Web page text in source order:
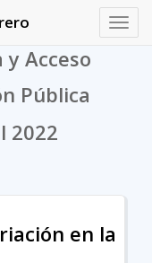
Acceso
Pública
2022
en la